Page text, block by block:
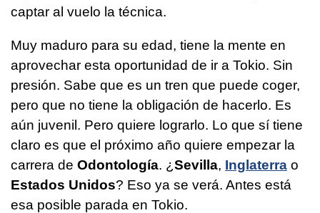
captar al vuelo la técnica.
Muy maduro para su edad, tiene la mente en
aprovechar esta oportunidad de ir a Tokio. Sin
presión. Sabe que es un tren que puede coger,
pero que no tiene la obligación de hacerlo. Es
aún juvenil. Pero quiere lograrlo. Lo que sí tiene
claro es que el próximo año quiere empezar la
carrera de Odontología. ¿ Sevilla, Inglaterra o
Estados Unidos? Eso ya se verá. Antes está
esa posible parada en Tokio.